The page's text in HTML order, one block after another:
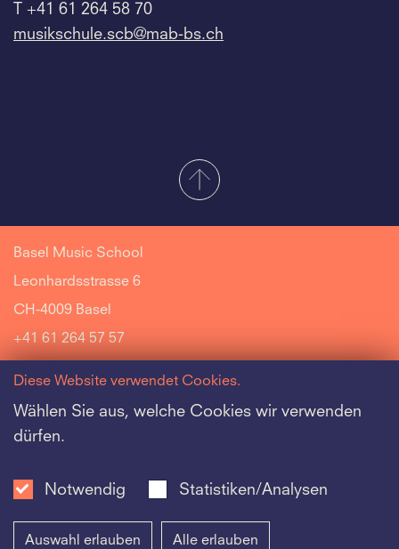
T +41 61 264 58 70
musikschule.scb@mab-bs.ch
Basel Music School
Leonhardsstrasse 6
CH-4009 Basel
+41 61 264 57 57
Riehen Music School
Schola Cantorum Basiliensis Music School
Diese Website verwendet Cookies.
Wählen Sie aus, welche Cookies wir verwenden
dürfen.
Notwendig Statistiken/Analysen
Auswahl erlauben Alle erlauben